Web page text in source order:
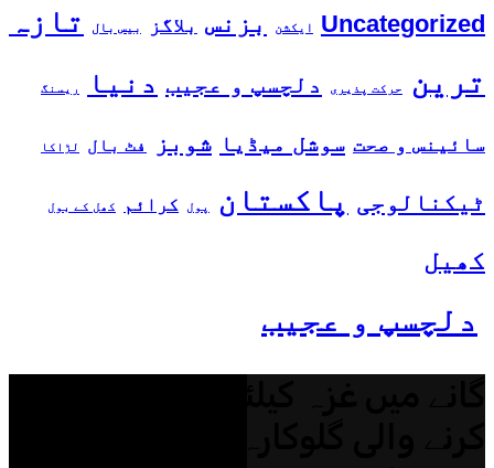
Uncategorized ایکشن بزنس بلاگز بیس بال
تازہ
ترین
حرکت پذیری دلچسپ و عجیب دنیا ریسنگ
سائینس و صحت سوشل میڈیا شوبز فٹ بال لڑاکا
ٹیکنالوجی پاکستان پول کرائم کھل کے بول
کھیل
دلچسپ و عجیب